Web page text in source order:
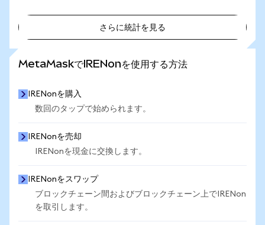
さらに統計を見る
MetaMaskでIRENonを使用する方法
IRENonを購入
数回のタップで始められます。
IRENonを売却
IRENonを現金に交換します。
IRENonをスワップ
ブロックチェーン間およびブロックチェーン上でIRENon
を取引します。